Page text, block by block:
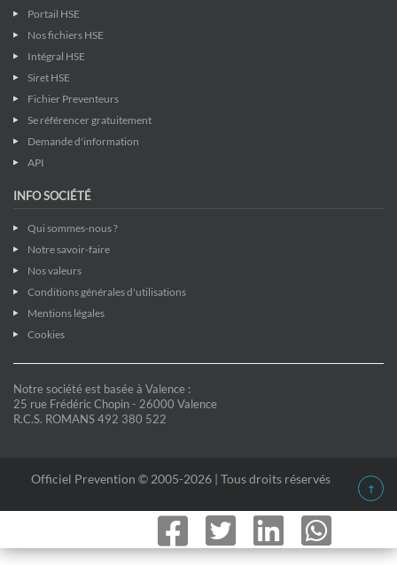
Portail HSE
Nos fichiers HSE
Intégral HSE
Siret HSE
Fichier Preventeurs
Se référencer gratuitement
Demande d'information
API
INFO SOCIÉTÉ
Qui sommes-nous ?
Notre savoir-faire
Nos valeurs
Conditions générales d'utilisations
Mentions légales
Cookies
Notre société est basée à Valence :
25 rue Frédéric Chopin - 26000 Valence
R.C.S. ROMANS 492 380 522
Officiel Prevention © 2005-2026 | Tous droits réservés